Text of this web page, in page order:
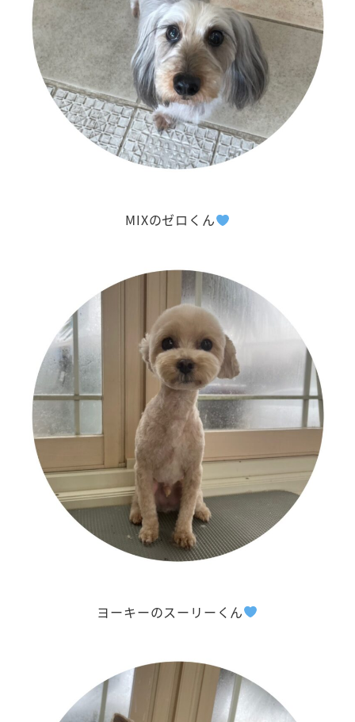
MIXのゼロくん
ヨーキーのスーリーくん